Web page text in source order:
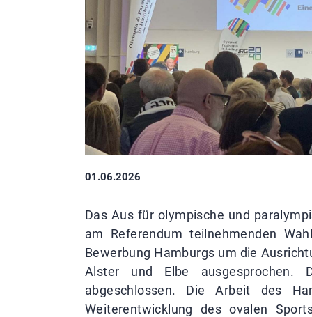
01.06.2026
Das Aus für olympische und
am Referendum teilnehmenden
Bewerbung Hamburgs um die
Alster und Elbe ausgesprochen.
abgeschlossen. Die Arbeit des
Weiterentwicklung des ovalen